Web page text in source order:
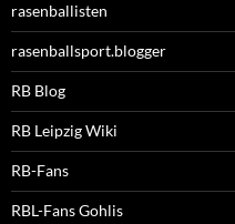
rasenballisten
rasenballsport.blogger
RB Blog
RB Leipzig Wiki
RB-Fans
RBL-Fans Gohlis